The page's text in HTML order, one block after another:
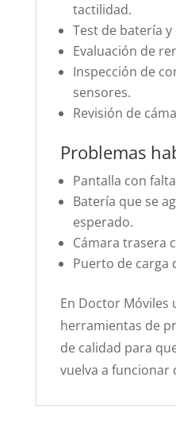
tactilidad.
Test de batería
Evaluación de
Inspección de
sensores.
Revisión de
Problemas
Pantalla con
Batería que se
esperado.
Cámara trasera
Puerto de carga
En Doctor Móviles
herramientas de
de calidad para
vuelva a funcionar